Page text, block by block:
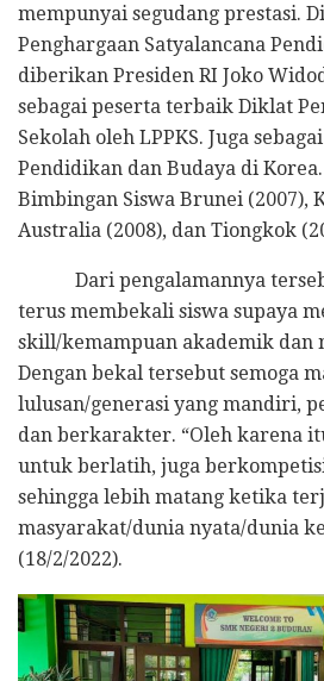
mempunyai segudang prestasi.
Penghargaan Satyalancana
diberikan Presiden RI Joko
sebagai peserta terbaik Diklat
Sekolah oleh LPPKS. Juga
Pendidikan dan Budaya di
Bimbingan Siswa Brunei (2007),
Australia (2008), dan Tiongkok
Dari pengalamannya
terus membekali siswa supaya
skill/kemampuan akademik dan
Dengan bekal tersebut semoga
lulusan/generasi yang mandiri,
dan berkarakter. “Oleh karena
untuk berlatih, juga
sehingga lebih matang ketika
masyarakat/dunia nyata/dunia
(18/2/2022).